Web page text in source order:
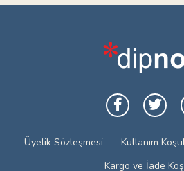
Üyelik Sözleşmesi Kullanım
Kargo ve İade